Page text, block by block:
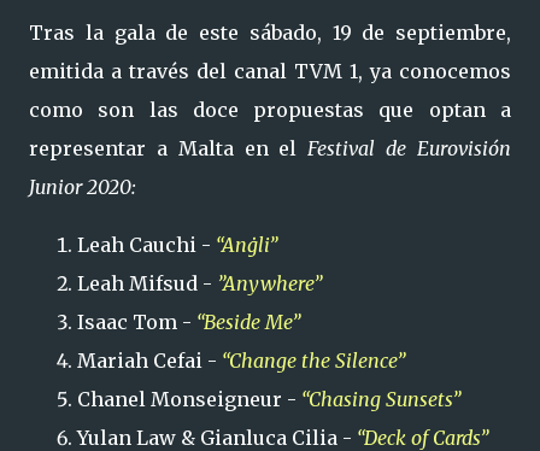
Tras la gala de este sábado, 19 de septiembre,
emitida a través del canal TVM 1, ya conocemos
como son las doce propuestas que optan a
representar a Malta en el Festival de Eurovisión
Junior 2020:
Leah Cauchi - “Anġli”
Leah Mifsud - ”Anywhere”
Isaac Tom - “Beside Me”
Mariah Cefai - “Change the Silence”
Chanel Monseigneur - “Chasing Sunsets”
Yulan Law & Gianluca Cilia - “Deck of Cards”